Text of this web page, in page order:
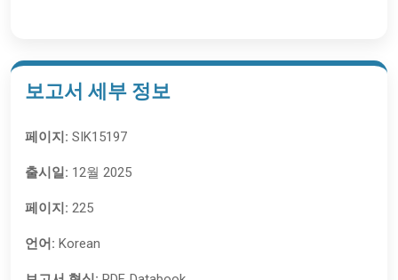
보고서 세부 정보
페이지: SIK15197
출시일: 12월 2025
페이지: 225
언어: Korean